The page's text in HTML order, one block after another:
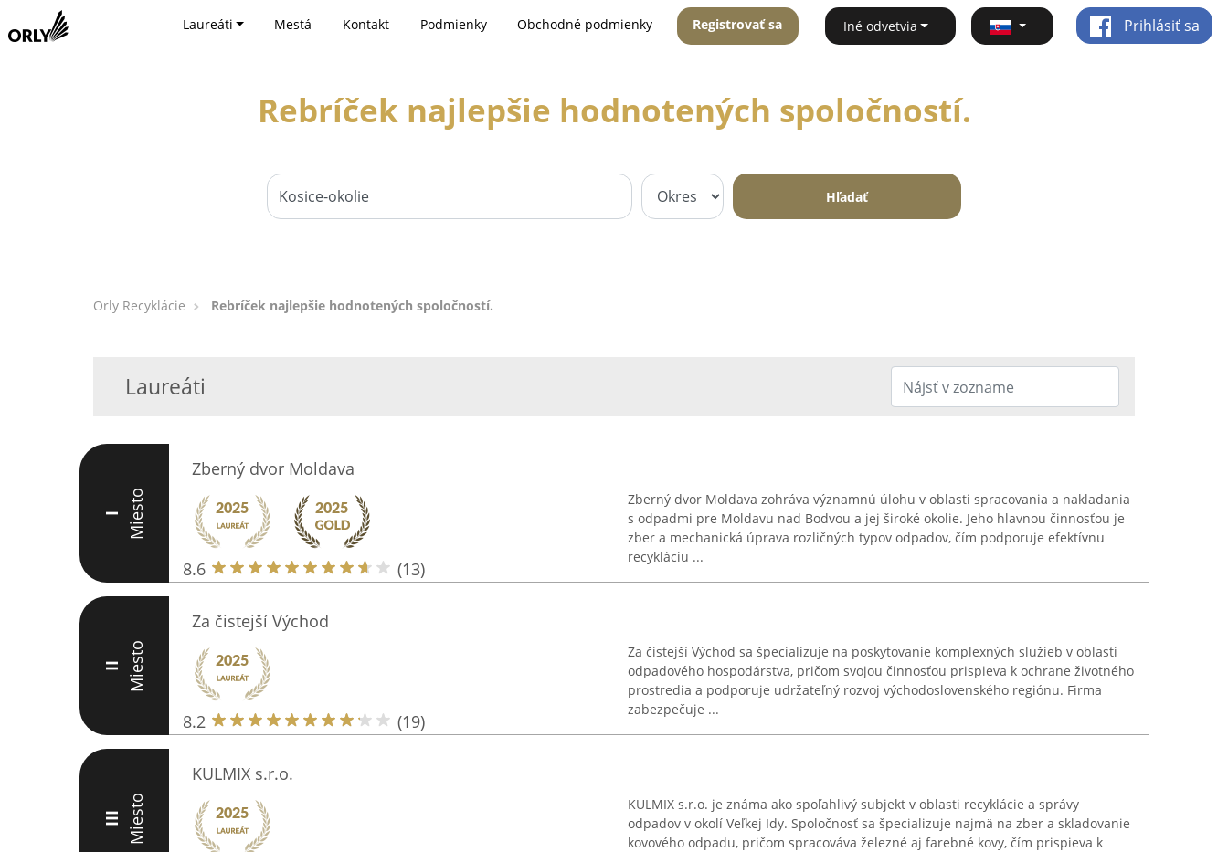
Laureáti Mestá Kontakt Podmienky Obchodné podmienky Registrovať sa Iné odvetvia Prihlásiť sa
Rebríček najlepšie hodnotených spoločností.
Hľadať
Orly Recyklácie Rebríček najlepšie hodnotených spoločností.
Laureáti
I Miesto
Zberný dvor Moldava
8.6 (13)
Zberný dvor Moldava zohráva významnú úlohu v oblasti spracovania a nakladania
s odpadmi pre Moldavu nad Bodvou a jej široké okolie. Jeho hlavnou činnosťou je
zber a mechanická úprava rozličných typov odpadov, čím podporuje efektívnu
recykláciu ...
II Miesto
Za čistejší Východ
8.2 (19)
Za čistejší Východ sa špecializuje na poskytovanie komplexných služieb v oblasti
odpadového hospodárstva, pričom svojou činnosťou prispieva k ochrane životného
prostredia a podporuje udržateľný rozvoj východoslovenského regiónu. Firma
zabezpečuje ...
III Miesto
KULMIX s.r.o.
KULMIX s.r.o. je známa ako spoľahlivý subjekt v oblasti recyklácie a správy
odpadov v okolí Veľkej Idy. Spoločnosť sa špecializuje najmä na zber a skladovanie
kovového odpadu, pričom spracováva železné aj farebné kovy, čím prispieva k